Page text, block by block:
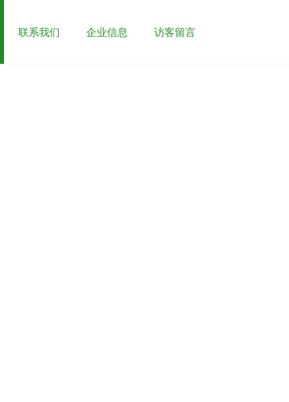
联系我们 企业信息 访客留言